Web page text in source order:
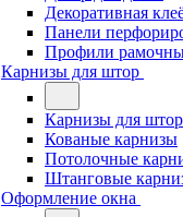
Декоративная
Панели
Профили
Карнизы для штор
Карнизы для штор
Кованые карнизы
Потолочные
Штанговые
Оформление окна